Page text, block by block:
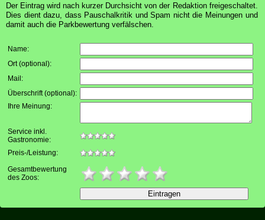
Der Eintrag wird nach kurzer Durchsicht von der Redaktion freigeschaltet.
Dies dient dazu, dass Pauschalkritik und Spam nicht die Meinungen und
damit auch die Parkbewertung verfälschen.
Name:
Ort (optional):
Mail:
Überschrift (optional):
Ihre Meinung:
Service inkl.
Gastronomie:
Preis-/Leistung:
Gesamtbewertung
des Zoos: